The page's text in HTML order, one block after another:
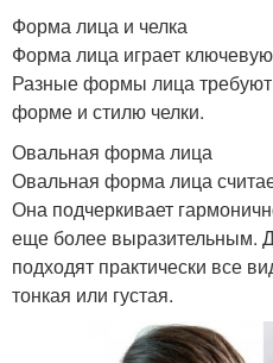
Форма лица и челка
Форма лица играет
Разные формы лица
форме и стилю челки.
Овальная форма лица
Овальная форма лица
Она подчеркивает
еще более выразительным.
подходят практически все
тонкая или густая.